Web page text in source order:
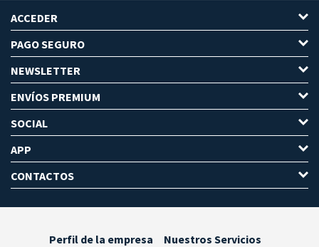
ACCEDER
PAGO SEGURO
NEWSLETTER
ENVÍOS PREMIUM
SOCIAL
APP
CONTACTOS
Perfil de la empresa
Nuestros Servicios